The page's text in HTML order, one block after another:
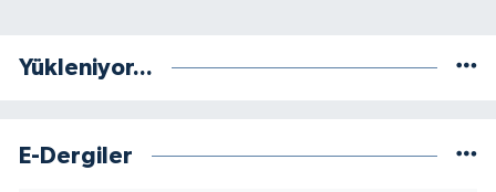
Yükleniyor...
E-Dergiler
Mersin Müftülüğü